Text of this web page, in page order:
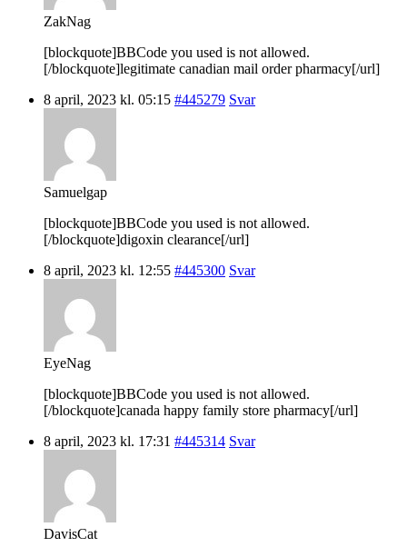
ZakNag
[blockquote]BBCode you used is not allowed.
[/blockquote]legitimate canadian mail order pharmacy[/url]
8 april, 2023 kl. 05:15 #445279 Svar
Samuelgap
[blockquote]BBCode you used is not allowed.
[/blockquote]digoxin clearance[/url]
8 april, 2023 kl. 12:55 #445300 Svar
EyeNag
[blockquote]BBCode you used is not allowed.
[/blockquote]canada happy family store pharmacy[/url]
8 april, 2023 kl. 17:31 #445314 Svar
DavisCat